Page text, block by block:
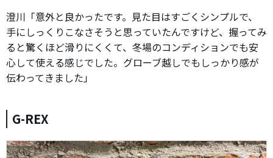
澄川「意外と良かったです。見た目はすごくシンプルで、
手にしっくりこなさそうと思っていたんですけど、握ってみ
ると驚くほど滑りにくくて、冬場のコンディションでも安
心して使える感じでした。グローブ越しでもしっかり感が
伝わってきました」
G-REX